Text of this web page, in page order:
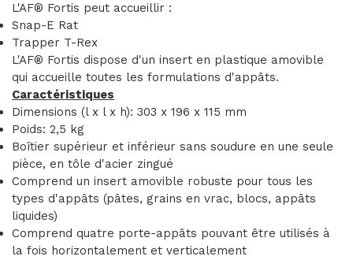
L'AF® Fortis peut accueillir :
Snap-E Rat
Trapper T-Rex
L'AF® Fortis dispose d'un insert en plastique amovible
qui accueille toutes les formulations d'appâts.
Caractéristiques
Dimensions (l x l x h): 303 x 196 x 115 mm
Poids: 2,5 kg
Boîtier supérieur et inférieur sans soudure en une seule
pièce, en tôle d'acier zingué
Comprend un insert amovible robuste pour tous les
types d'appâts (pâtes, grains en vrac, blocs, appâts
liquides)
Comprend quatre porte-appâts pouvant être utilisés à
la fois horizontalement et verticalement